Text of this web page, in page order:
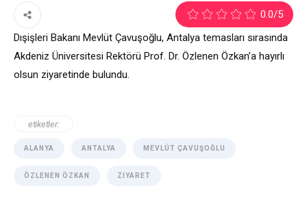
0.0/5
Dışişleri Bakanı Mevlüt Çavuşoğlu, Antalya temasları sırasında
Akdeniz Üniversitesi Rektörü Prof. Dr. Özlenen Özkan’a hayırlı
olsun ziyaretinde bulundu.
etiketler:
ALANYA ANTALYA MEVLÜT ÇAVUŞOĞLU
ÖZLENEN ÖZKAN ZIYARET